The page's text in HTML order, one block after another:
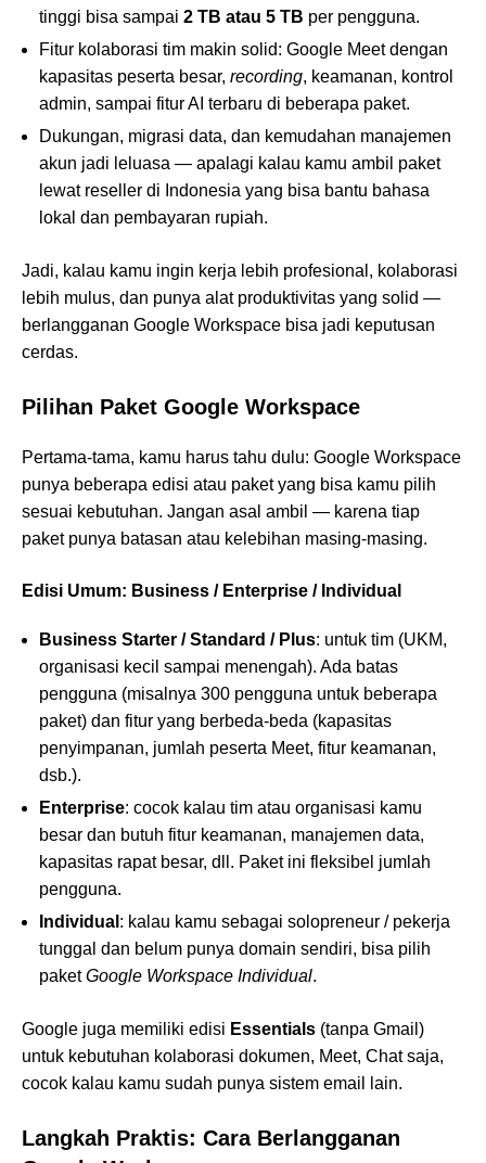
tinggi bisa sampai 2 TB atau 5 TB per pengguna.
Fitur kolaborasi tim makin solid: Google Meet dengan
kapasitas peserta besar, recording, keamanan, kontrol
admin, sampai fitur AI terbaru di beberapa paket.
Dukungan, migrasi data, dan kemudahan manajemen
akun jadi leluasa — apalagi kalau kamu ambil paket
lewat reseller di Indonesia yang bisa bantu bahasa
lokal dan pembayaran rupiah.
Jadi, kalau kamu ingin kerja lebih profesional, kolaborasi
lebih mulus, dan punya alat produktivitas yang solid —
berlangganan Google Workspace bisa jadi keputusan
cerdas.
Pilihan Paket Google Workspace
Pertama-tama, kamu harus tahu dulu: Google Workspace
punya beberapa edisi atau paket yang bisa kamu pilih
sesuai kebutuhan. Jangan asal ambil — karena tiap
paket punya batasan atau kelebihan masing-masing.
Edisi Umum: Business / Enterprise / Individual
Business Starter / Standard / Plus: untuk tim (UKM,
organisasi kecil sampai menengah). Ada batas
pengguna (misalnya 300 pengguna untuk beberapa
paket) dan fitur yang berbeda-beda (kapasitas
penyimpanan, jumlah peserta Meet, fitur keamanan,
dsb.).
Enterprise: cocok kalau tim atau organisasi kamu
besar dan butuh fitur keamanan, manajemen data,
kapasitas rapat besar, dll. Paket ini fleksibel jumlah
pengguna.
Individual : kalau kamu sebagai solopreneur / pekerja
tunggal dan belum punya domain sendiri, bisa pilih
paketGoogle Workspace Individual.
Google juga memiliki edisi Essentials (tanpa Gmail)
untuk kebutuhan kolaborasi dokumen, Meet, Chat saja,
cocok kalau kamu sudah punya sistem email lain.
Langkah Praktis: Cara Berlangganan